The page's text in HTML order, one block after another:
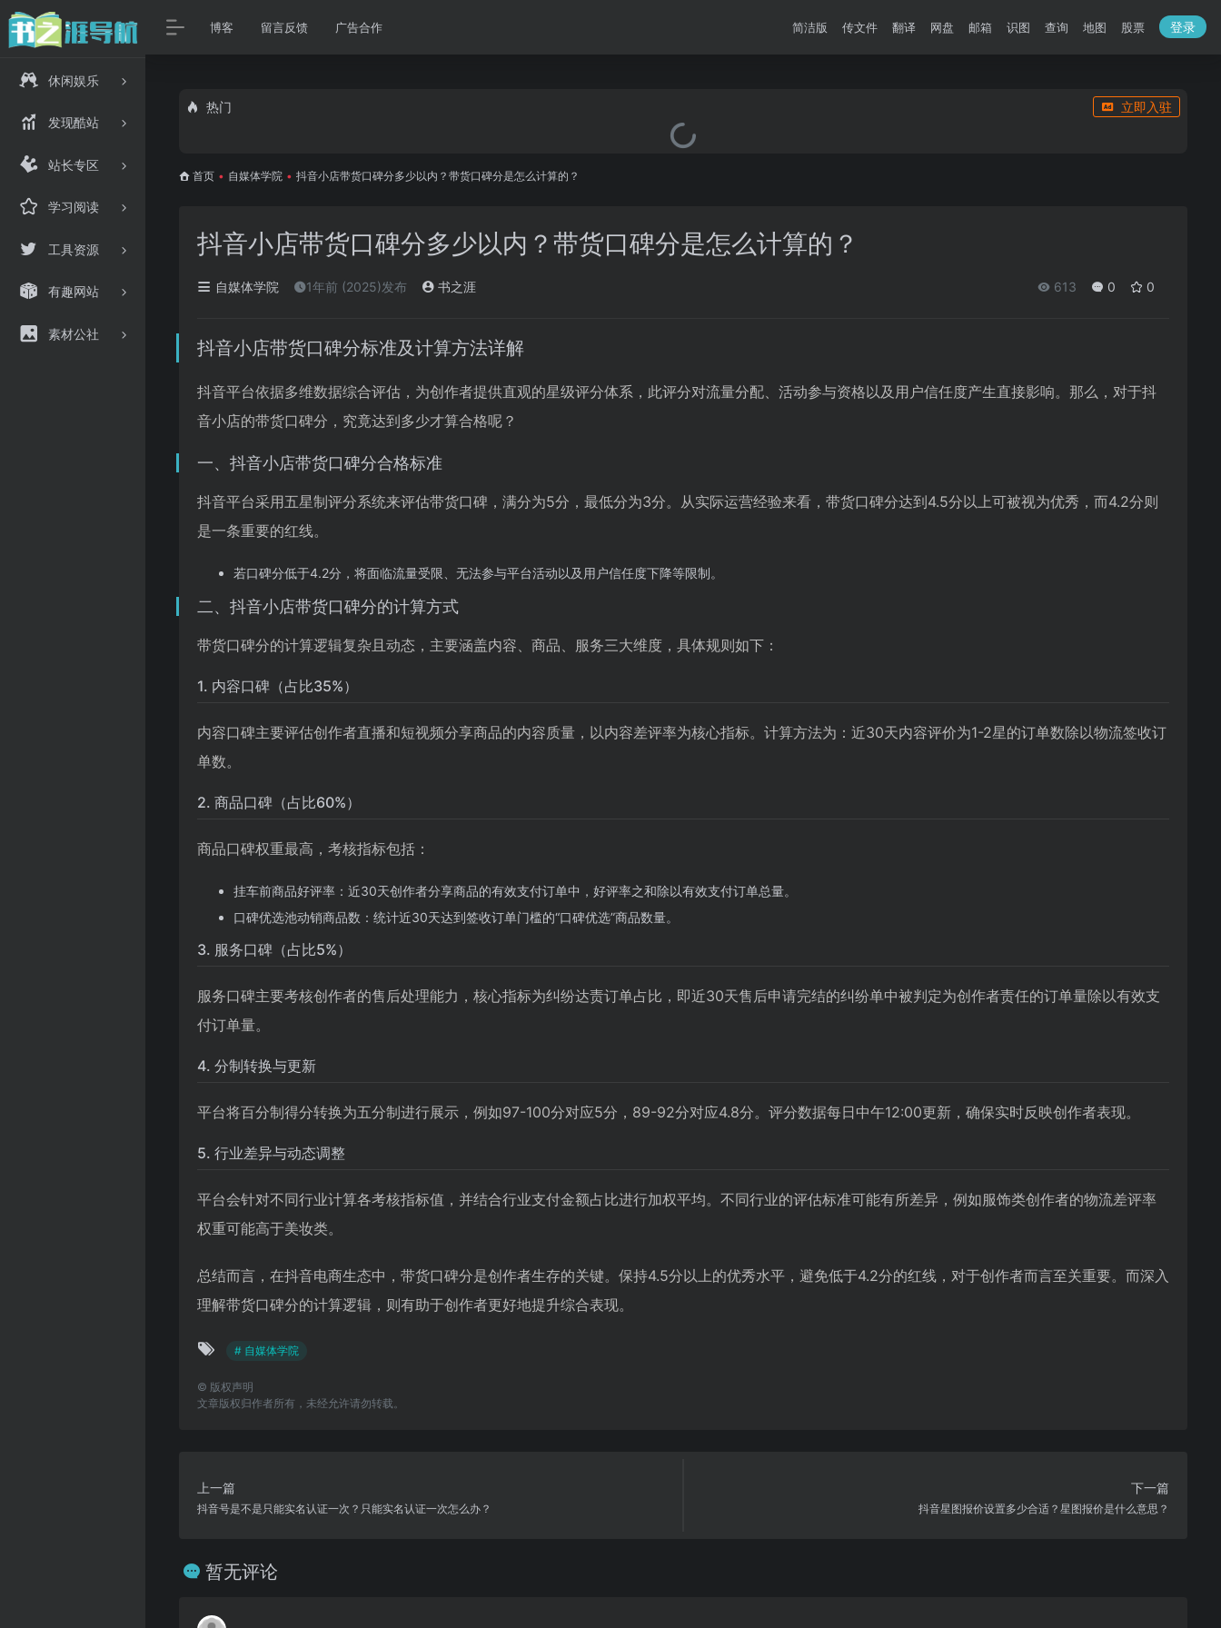
休闲娱乐
发现酷站
站长专区
学习阅读
工具资源
有趣网站
素材公社
博客 留言反馈 广告合作 简洁版 传文件 翻译 网盘 邮箱 识图 查询 地图 股票 登录
热门 立即入驻
首页 • 自媒体学院 • 抖音小店带货口碑分多少以内？带货口碑分是怎么计算的？
抖音小店带货口碑分多少以内？带货口碑分是怎么计算的？
自媒体学院 1年前 (2025)发布 书之涯 613 0 0
抖音小店带货口碑分标准及计算方法详解
抖音平台依据多维数据综合评估，为创作者提供直观的星级评分体系，此评分对流量分配、活动参与资格以及用户信任度产生直接影响。那么，对于抖
音小店的带货口碑分，究竟达到多少才算合格呢？
一、抖音小店带货口碑分合格标准
抖音平台采用五星制评分系统来评估带货口碑，满分为5分，最低分为3分。从实际运营经验来看，带货口碑分达到4.5分以上可被视为优秀，而4.2分则
是一条重要的红线。
若口碑分低于4.2分，将面临流量受限、无法参与平台活动以及用户信任度下降等限制。
二、抖音小店带货口碑分的计算方式
带货口碑分的计算逻辑复杂且动态，主要涵盖内容、商品、服务三大维度，具体规则如下：
1. 内容口碑（占比35%）
内容口碑主要评估创作者直播和短视频分享商品的内容质量，以内容差评率为核心指标。计算方法为：近30天内容评价为1-2星的订单数除以物流签收订
单数。
2. 商品口碑（占比60%）
商品口碑权重最高，考核指标包括：
挂车前商品好评率：近30天创作者分享商品的有效支付订单中，好评率之和除以有效支付订单总量。
口碑优选池动销商品数：统计近30天达到签收订单门槛的“口碑优选”商品数量。
3. 服务口碑（占比5%）
服务口碑主要考核创作者的售后处理能力，核心指标为纠纷达责订单占比，即近30天售后申请完结的纠纷单中被判定为创作者责任的订单量除以有效支
付订单量。
4. 分制转换与更新
平台将百分制得分转换为五分制进行展示，例如97-100分对应5分，89-92分对应4.8分。评分数据每日中午12:00更新，确保实时反映创作者表现。
5. 行业差异与动态调整
平台会针对不同行业计算各考核指标值，并结合行业支付金额占比进行加权平均。不同行业的评估标准可能有所差异，例如服饰类创作者的物流差评率
权重可能高于美妆类。
总结而言，在抖音电商生态中，带货口碑分是创作者生存的关键。保持4.5分以上的优秀水平，避免低于4.2分的红线，对于创作者而言至关重要。而深入
理解带货口碑分的计算逻辑，则有助于创作者更好地提升综合表现。
# 自媒体学院
© 版权声明
文章版权归作者所有，未经允许请勿转载。
上一篇
抖音号是不是只能实名认证一次？只能实名认证一次怎么办？
下一篇
抖音星图报价设置多少合适？星图报价是什么意思？
暂无评论